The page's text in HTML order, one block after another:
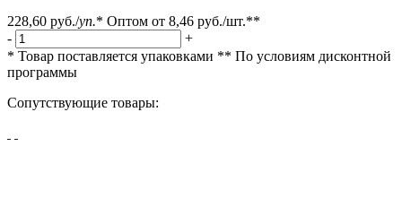
228,60 руб./уп.* Оптом от 8,46 руб./шт.**
-
+
* Товар поставляется упаковками ** По условиям дисконтной
программы
Сопутствующие товары: